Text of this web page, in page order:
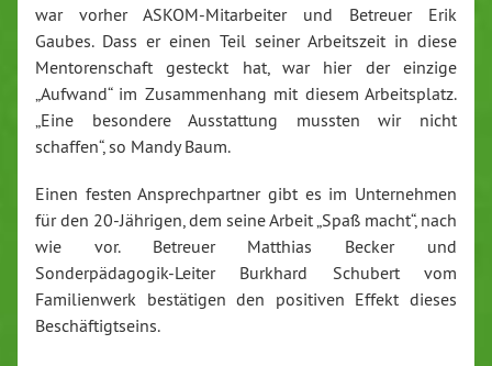
war vorher ASKOM-Mitarbeiter und Betreuer Erik
Gaubes. Dass er einen Teil seiner Arbeitszeit in diese
Mentorenschaft gesteckt hat, war hier der einzige
„Aufwand“ im Zusammenhang mit diesem Arbeitsplatz.
„Eine besondere Ausstattung mussten wir nicht
schaffen“, so Mandy Baum.
Einen festen Ansprechpartner gibt es im Unternehmen
für den 20-Jährigen, dem seine Arbeit „Spaß macht“, nach
wie vor. Betreuer Matthias Becker und
Sonderpädagogik-Leiter Burkhard Schubert vom
Familienwerk bestätigen den positiven Effekt dieses
Beschäftigtseins.